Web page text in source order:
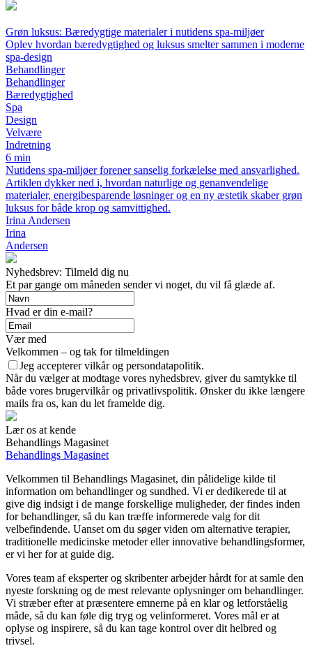
Grøn luksus: Bæredygtige materialer i nutidens spa-miljøer
Oplev hvordan bæredygtighed og luksus smelter sammen i moderne
spa-design
Behandlinger
Behandlinger
Bæredygtighed
Spa
Design
Velvære
Indretning
6 min
Nutidens spa-miljøer forener sanselig forkælelse med ansvarlighed.
Artiklen dykker ned i, hvordan naturlige og genanvendelige
materialer, energibesparende løsninger og en ny æstetik skaber grøn
luksus for både krop og samvittighed.
Irina Andersen
Irina
Andersen
Nyhedsbrev: Tilmeld dig nu
Et par gange om måneden sender vi noget, du vil få glæde af.
Hvad er din e-mail?
Vær med
Velkommen – og tak for tilmeldingen
Jeg accepterer vilkår og persondatapolitik.
Når du vælger at modtage vores nyhedsbrev, giver du samtykke til
både vores brugervilkår og privatlivspolitik. Ønsker du ikke længere
mails fra os, kan du let framelde dig.
Lær os at kende
Behandlings Magasinet
Behandlings Magasinet
Velkommen til Behandlings Magasinet, din pålidelige kilde til
information om behandlinger og sundhed. Vi er dedikerede til at
give dig indsigt i de mange forskellige muligheder, der findes inden
for behandlinger, så du kan træffe informerede valg for dit
velbefindende. Uanset om du søger viden om alternative terapier,
traditionelle medicinske metoder eller innovative behandlingsformer,
er vi her for at guide dig.
Vores team af eksperter og skribenter arbejder hårdt for at samle den
nyeste forskning og de mest relevante oplysninger om behandlinger.
Vi stræber efter at præsentere emnerne på en klar og letforståelig
måde, så du kan føle dig tryg og velinformeret. Vores mål er at
oplyse og inspirere, så du kan tage kontrol over dit helbred og
trivsel.